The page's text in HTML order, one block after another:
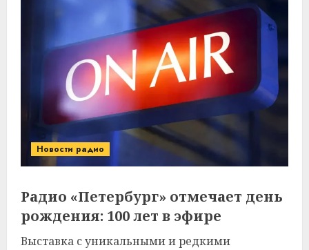
Новости радио
Радио «Петербург» отмечает день
рождения: 100 лет в эфире
Выставка с уникальными и редкими